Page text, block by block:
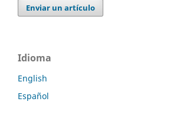
Enviar un artículo
Idioma
English
Español